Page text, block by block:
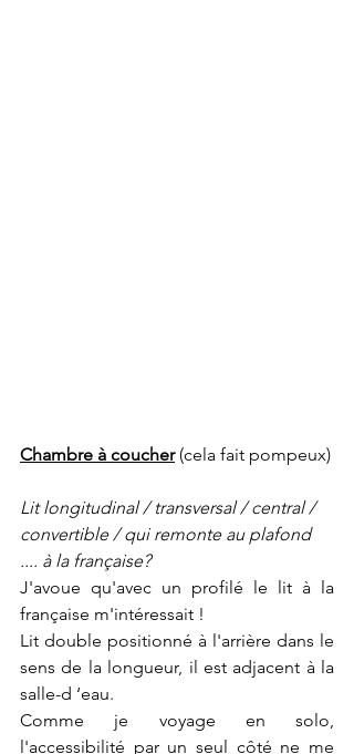
Chambre à coucher (cela fait pompeux)
Lit longitudinal / transversal / central /
convertible / qui remonte au plafond
.... à la française?
J'avoue qu'avec un profilé le lit à la
française m'intéressait !
Lit double positionné à l'arrière dans le
sens de la longueur, il est adjacent à la
salle-d ‘eau.
Comme je voyage en solo,
l'accessibilité par un seul côté ne me